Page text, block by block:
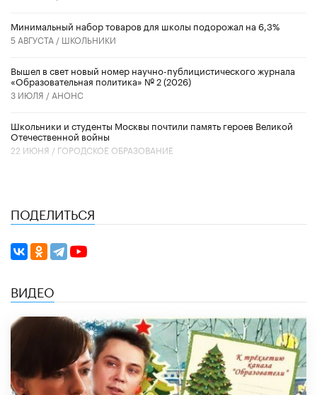
Минимальный набор товаров для школы подорожал на 6,3%
5 АВГУСТА / ШКОЛЬНИКИ
Вышел в свет новый номер научно-публицистического журнала
«Образовательная политика» № 2 (2026)
3 ИЮЛЯ / АНОНС
Школьники и студенты Москвы почтили память героев Великой
Отечественной войны
22 ИЮНЯ / ГОРОДСКОЕ ОБРАЗОВАНИЕ
ПОДЕЛИТЬСЯ
ВИДЕО